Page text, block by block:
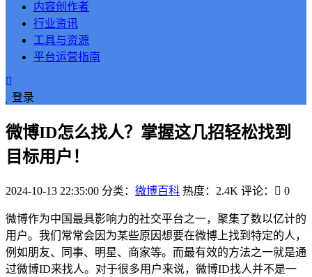
内容创作者
行业资讯
工具与资源
平台运营指南
登录
微博ID怎么找人？掌握这几招轻松找到
目标用户！
2024-10-13 22:35:00 分类： 微博百科 热度：2.4K 评论： 0
微博作为中国最具影响力的社交平台之一，聚集了数以亿计的
用户。我们常常会因为某些原因想要在微博上找到特定的人，
例如朋友、同事、明星、商家等。而最有效的方法之一就是通
过微博ID来找人。对于很多用户来说，微博ID找人并不是一